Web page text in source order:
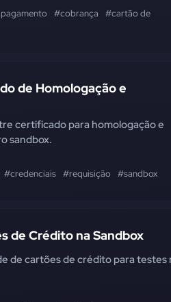
#cobrança
#cartão de
de Homologação e
certificado para homologação e
sandbox.
#credenciais #requisição #sandbox
de Crédito na Sandbox
de cartões de crédito para testes